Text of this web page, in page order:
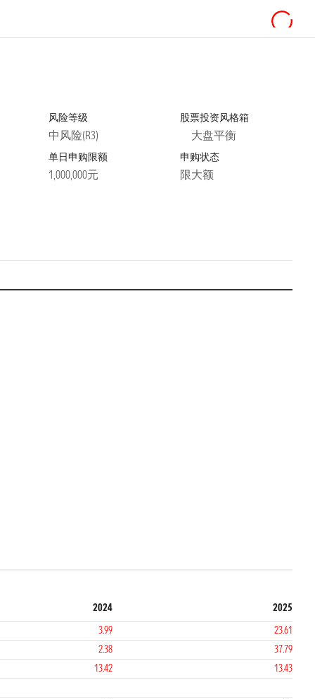
风险等级
中风险(R3)
股票投资风格箱
大盘平衡
单日申购限额
1,000,000元
申购状态
限大额
2024
2025
3.99
23.61
2.38
37.79
13.42
13.43
4